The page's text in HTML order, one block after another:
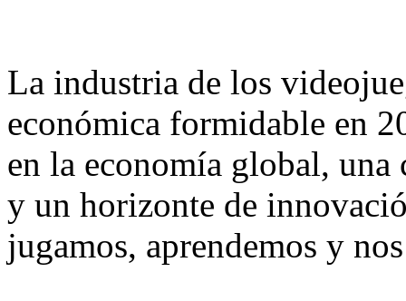
La industria de los
económica formidable en
en la economía global,
y un horizonte de
jugamos, aprendemos y